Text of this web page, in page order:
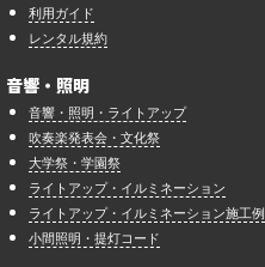
利用ガイド
レンタル規約
音響・照明
音響・照明・ライトアップ
吹奏楽発表会・文化祭
大学祭・学園祭
ライトアップ・イルミネーション
ライトアップ・イルミネーション施工例
小間照明・提灯コード